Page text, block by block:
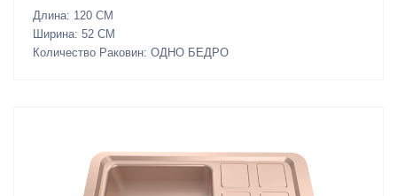
Длина: 120 СМ
Ширина: 52 СМ
Количество Раковин: ОДНО БЕДРО